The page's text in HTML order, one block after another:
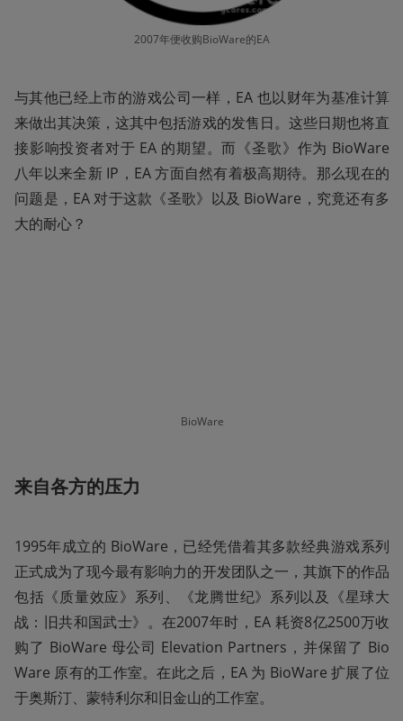
2007年便收购BioWare的EA
与其他已经上市的游戏公司一样，EA 也以财年为基准计算
来做出其决策，这其中包括游戏的发售日。这些日期也将直
接影响投资者对于 EA 的期望。而《圣歌》作为 BioWare
八年以来全新 IP，EA 方面自然有着极高期待。那么现在的
问题是，EA 对于这款《圣歌》以及 BioWare，究竟还有多
大的耐心？
BioWare
来自各方的压力
1995年成立的 BioWare，已经凭借着其多款经典游戏系列
正式成为了现今最有影响力的开发团队之一，其旗下的作品
包括《质量效应》系列、《龙腾世纪》系列以及《星球大
战：旧共和国武士》。在2007年时，EA 耗资8亿2500万收
购了 BioWare 母公司 Elevation Partners，并保留了 Bio
Ware 原有的工作室。在此之后，EA 为 BioWare 扩展了位
于奥斯汀、蒙特利尔和旧金山的工作室。